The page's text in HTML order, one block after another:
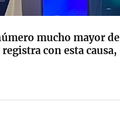
mucho mayor de
con esta causa,